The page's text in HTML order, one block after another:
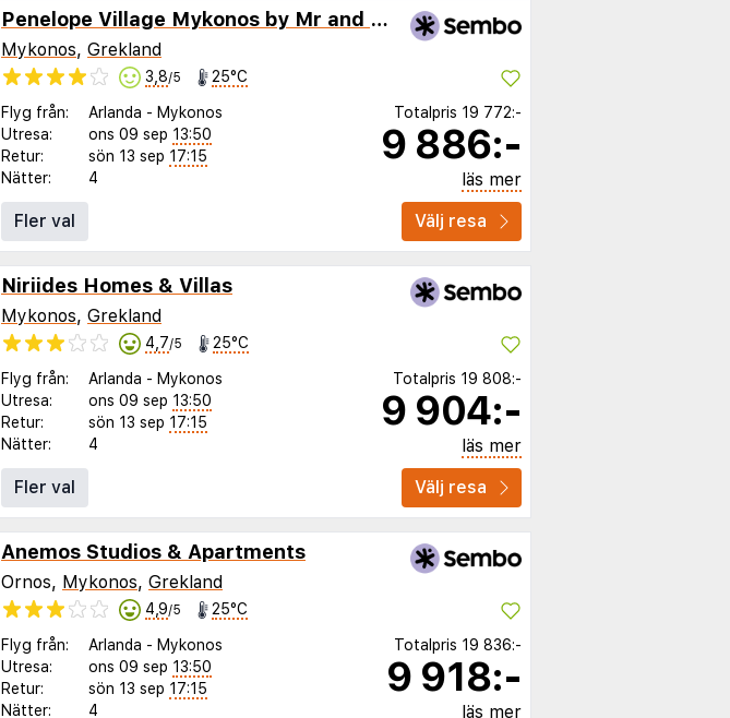
Penelope Village Mykonos by Mr and Mrs White
Mykonos, Grekland
3,8/5 25°C
Flyg från: Arlanda - Mykonos
Utresa:
ons 09 sep 13:50
Retur:
sön 13 sep 17:15
Nätter:
4
Totalpris 19 772:-
9 886:-
läs mer
Fler val
Välj resa
Niriides Homes & Villas
Mykonos, Grekland
4,7/5 25°C
Flyg från: Arlanda - Mykonos
Utresa:
ons 09 sep 13:50
Retur:
sön 13 sep 17:15
Nätter:
4
Totalpris 19 808:-
9 904:-
läs mer
Fler val
Välj resa
Anemos Studios & Apartments
Ornos, Mykonos, Grekland
4,9/5 25°C
Flyg från: Arlanda - Mykonos
Utresa:
ons 09 sep 13:50
Retur:
sön 13 sep 17:15
Nätter:
4
Totalpris 19 836:-
9 918:-
läs mer